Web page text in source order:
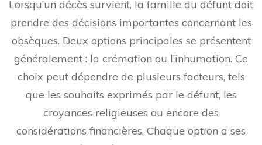
Lorsqu’un décès survient, la famille du défunt doit
prendre des décisions importantes concernant les
obsèques. Deux options principales se présentent
généralement : la crémation ou l’inhumation. Ce
choix peut dépendre de plusieurs facteurs, tels
que les souhaits exprimés par le défunt, les
croyances religieuses ou encore des
considérations financières. Chaque option a ses